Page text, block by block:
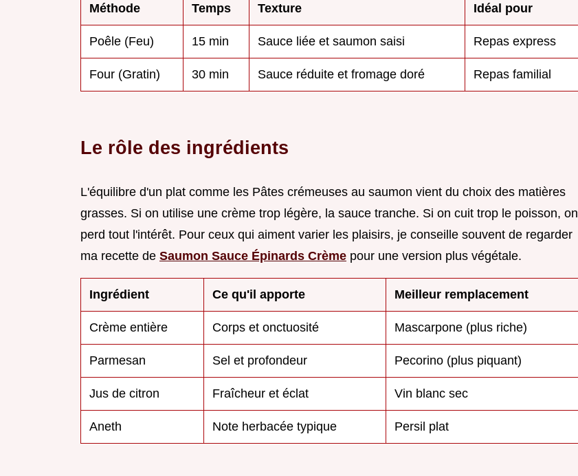
Méthode Temps Texture Idéal pour
Poêle (Feu) 15 min Sauce liée et saumon saisi Repas express
Four (Gratin) 30 min Sauce réduite et fromage doré Repas familial
Le rôle des ingrédients
L'équilibre d'un plat comme les Pâtes crémeuses au saumon vient du choix des matières
grasses. Si on utilise une crème trop légère, la sauce tranche. Si on cuit trop le poisson, on
perd tout l'intérêt. Pour ceux qui aiment varier les plaisirs, je conseille souvent de regarder
ma recette de Saumon Sauce Épinards Crème pour une version plus végétale.
Ingrédient Ce qu'il apporte Meilleur remplacement
Crème entière Corps et onctuosité Mascarpone (plus riche)
Parmesan Sel et profondeur Pecorino (plus piquant)
Jus de citron Fraîcheur et éclat Vin blanc sec
Aneth Note herbacée typique Persil plat